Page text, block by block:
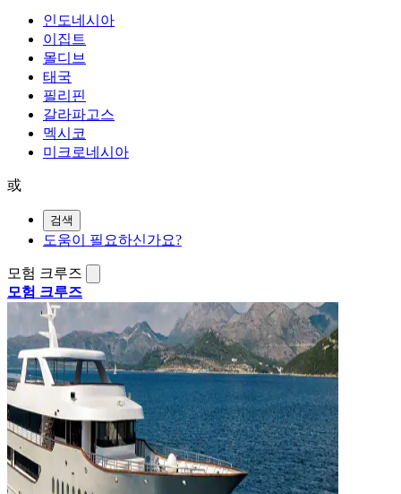
인도네시아
이집트
몰디브
태국
필리핀
갈라파고스
멕시코
미크로네시아
或
검색
도움이 필요하신가요?
모험 크루즈
모험 크루즈